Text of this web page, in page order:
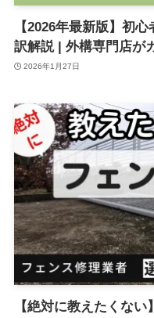
【2026年最新版】初
訳解説 | 外構専門店が
2026年1月27日
【絶対に教えたくな